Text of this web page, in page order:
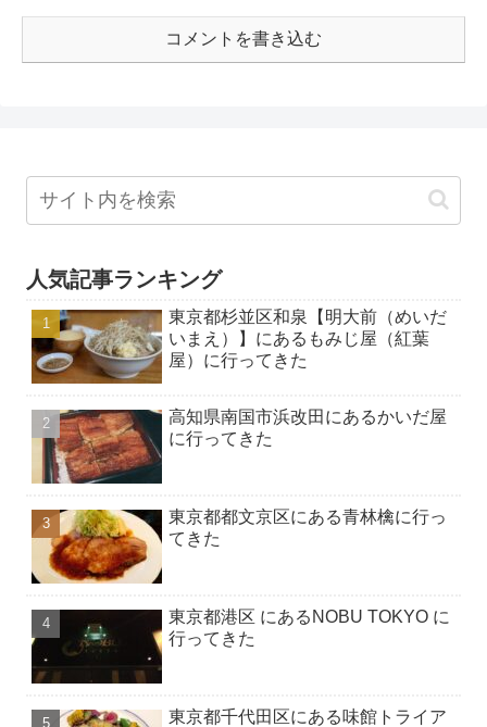
コメントを書き込む
人気記事ランキング
東京都杉並区和泉【明大前（めいだ
いまえ）】にあるもみじ屋（紅葉
屋）に行ってきた
高知県南国市浜改田にあるかいだ屋
に行ってきた
東京都都文京区にある青林檎に行っ
てきた
東京都港区 にあるNOBU TOKYO に
行ってきた
東京都千代田区にある味館トライア